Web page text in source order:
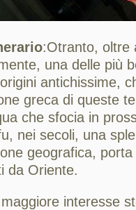
:Otranto, oltre
una delle più
antichissime,
greca di queste
che sfocia in
nei secoli, una
geografica,
da Oriente.
interesse